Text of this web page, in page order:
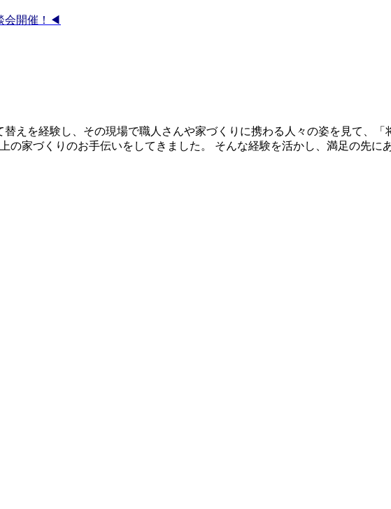
会開催！◀︎
えを経験し、その現場で職人さんや家づくりに携わる人々の姿を見て、
の家づくりのお手伝いをしてきました。 そんな経験を活かし、満足の先に